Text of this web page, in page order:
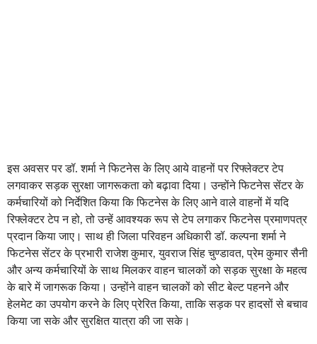
इस अवसर पर डॉ. शर्मा ने फिटनेस के लिए आये वाहनों पर रिफ्लेक्टर टेप
लगवाकर सड़क सुरक्षा जागरूकता को बढ़ावा दिया। उन्होंने फिटनेस सेंटर के
कर्मचारियों को निर्देशित किया कि फिटनेस के लिए आने वाले वाहनों में यदि
रिफ्लेक्टर टेप न हो, तो उन्हें आवश्यक रूप से टेप लगाकर फिटनेस प्रमाणपत्र
प्रदान किया जाए। साथ ही जिला परिवहन अधिकारी डॉ. कल्पना शर्मा ने
फिटनेस सेंटर के प्रभारी राजेश कुमार, युवराज सिंह चुण्डावत, प्रेम कुमार सैनी
और अन्य कर्मचारियों के साथ मिलकर वाहन चालकों को सड़क सुरक्षा के महत्व
के बारे में जागरूक किया। उन्होंने वाहन चालकों को सीट बेल्ट पहनने और
हेलमेट का उपयोग करने के लिए प्रेरित किया, ताकि सड़क पर हादसों से बचाव
किया जा सके और सुरक्षित यात्रा की जा सके।